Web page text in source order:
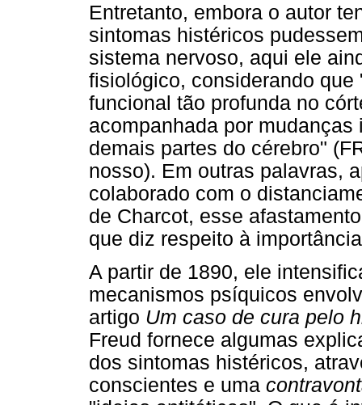
Entretanto, embora o autor
sintomas histéricos
sistema nervoso, aqui ele
fisiológico, considerando
funcional tão profunda no
acompanhada por
demais partes do cérebro"
nosso). Em outras palavras,
colaborado com o
de Charcot, esse
que diz respeito à
A partir de 1890, ele
mecanismos psíquicos
artigo Um caso de cura pelo
Freud fornece algumas
dos sintomas histéricos,
conscientes e uma